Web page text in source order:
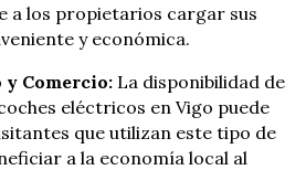
a los propietarios cargar sus
y económica.
Comercio: La disponibilidad de
eléctricos en Vigo puede
que utilizan este tipo de
a la economía local al